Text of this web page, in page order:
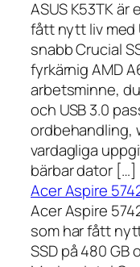
ASUS K53TK
fått nytt liv med
snabb Crucial
fyrkärnig AMD
arbetsminne,
och USB 3.0
ordbehandling,
vardagliga
bärbar dator […]
Acer Aspire
Acer Aspire
som har fått
SSD på 480 GB